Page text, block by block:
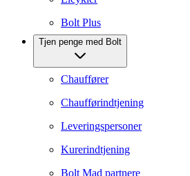
Bolt Plus
Tjen penge med Bolt
Chauffører
Chaufførindtjening
Leveringspersoner
Kurerindtjening
Bolt Mad partnere